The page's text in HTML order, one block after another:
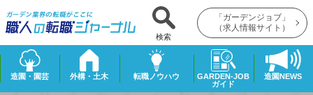
検索
「ガーデンジョブ」
（求人情報サイト）
造園・園芸 外構・土木 転職ノウハウ
GARDEN-JOB
ガイド
造園NEWS